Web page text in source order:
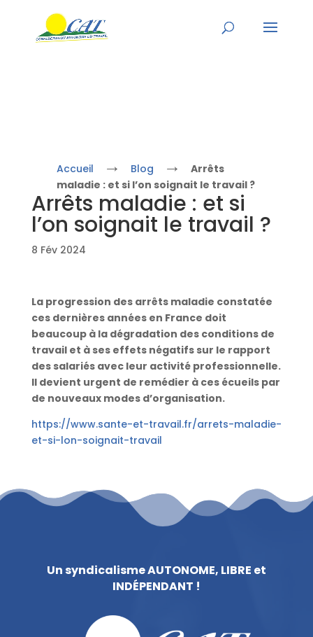
Accueil → Blog →
Arrêts
maladie : et si l’on soignait le travail ?
Arrêts maladie : et si
l’on soignait le travail ?
8 Fév 2024
La progression des arrêts maladie constatée
ces dernières années en France doit
beaucoup à la dégradation des conditions de
travail et à ses effets négatifs sur le rapport
des salariés avec leur activité professionnelle.
Il devient urgent de remédier à ces écueils par
de nouveaux modes d’organisation.
https://www.sante-et-travail.fr/arrets-maladie-
et-si-lon-soignait-travail
Un syndicalisme AUTONOME, LIBRE et
INDÉPENDANT !